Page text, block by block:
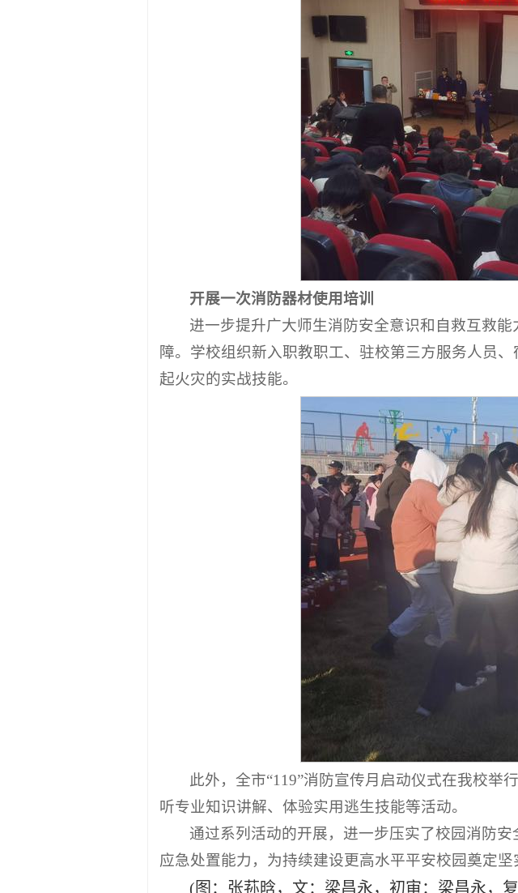
开展一次消防器材使用培训
进一步提升广大师生消防安全意识和自救互救
障。学校组织新入职教职工、驻校第三方服务人员
起火灾的实战技能。
此外，全市“119”消防宣传月启动仪式在我校举
听专业知识讲解、体验实用逃生技能等活动。
通过系列活动的开展，进一步压实了校园消防
应急处置能力，为持续建设更高水平平安校园奠定坚
(图：张荪晗，文：梁昌永，初审：梁昌永，